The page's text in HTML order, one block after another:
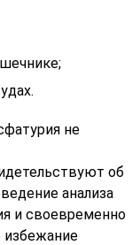
не
об
анализа
и своевременно
избежание